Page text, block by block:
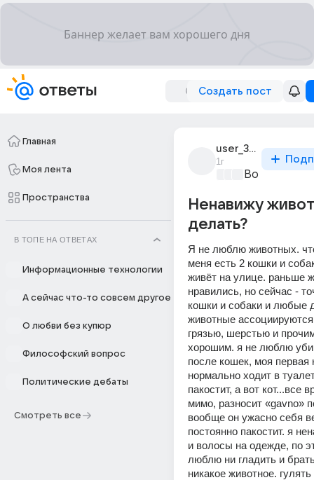
Создать пост
Главная
Моя лента
Пространства
В ТОПЕ НА ОТВЕТАХ
Информационные технологии
А сейчас что-то совсем другое
О любви без купюр
Философский вопрос
Политические дебаты
Смотреть все
user_319287599
1г
Вопросы о
Ненавижу
делать?
Я не люблю животных.
меня есть 2 кошки и
живёт на улице. раньше
нравились, но сейчас -
кошки и собаки и любые
животные
грязью, шерстью и
хорошим. я не люблю
после кошек, моя первая
нормально ходит в
пакостит, а вот кот...все
мимо, разносит «gavno»
вообще он ужасно себя
постоянно пакостит. я
и волосы на одежде, по
люблю ни гладить и
никакое животное.